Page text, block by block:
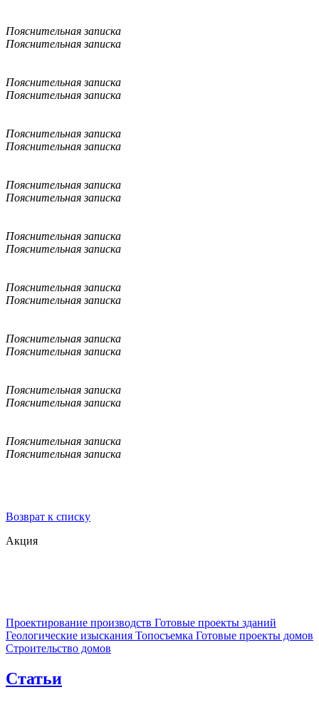
Пояснительная записка
Пояснительная записка
Пояснительная записка
Пояснительная записка
Пояснительная записка
Пояснительная записка
Пояснительная записка
Пояснительная записка
Пояснительная записка
Пояснительная записка
Пояснительная записка
Пояснительная записка
Пояснительная записка
Пояснительная записка
Пояснительная записка
Пояснительная записка
Пояснительная записка
Пояснительная записка
Возврат к списку
Акция
Проектирование производств Готовые проекты зданий
Геологические изыскания Топосъемка Готовые проекты домов
Строительство домов
Статьи